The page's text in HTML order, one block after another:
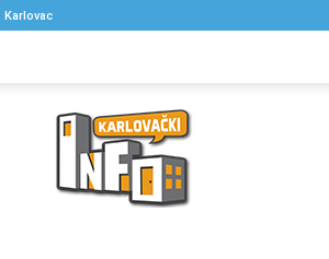
Karlovac
Karlovački